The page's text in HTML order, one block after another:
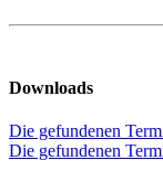
Downloads
Die gefundenen
Die gefundenen